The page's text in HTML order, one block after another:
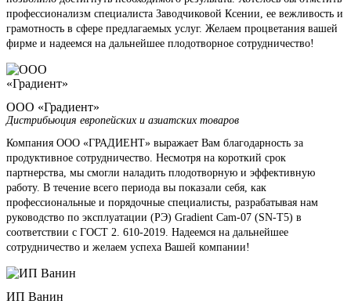
профессионализм специалиста Заводчиковой Ксении, ее вежливость и
грамотность в сфере предлагаемых услуг. Желаем процветания вашей
фирме и надеемся на дальнейшее плодотворное сотрудничество!
ООО «Градиент»
Дистрибьюция европейских и азиатских товаров
Компания ООО «ГРАДИЕНТ» выражает Вам благодарность за
продуктивное сотрудничество. Несмотря на короткий срок
партнерства, мы смогли наладить плодотворную и эффективную
работу. В течение всего периода вы показали себя, как
профессиональные и порядочные специалисты, разрабатывая нам
руководство по эксплуатации (РЭ) Gradient Cam-07 (SN-T5) в
соответствии с ГОСТ 2. 610-2019. Надеемся на дальнейшее
сотрудничество и желаем успеха Вашей компании!
ИП Ванин